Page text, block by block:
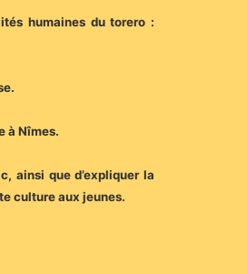
humaines du torero :
à Nîmes.
ainsi que d’expliquer la
culture aux jeunes.